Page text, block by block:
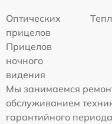
Оптических
прицелов
Прицелов
ночного
видения
Мы занимаемся
обслуживанием
гарантийного